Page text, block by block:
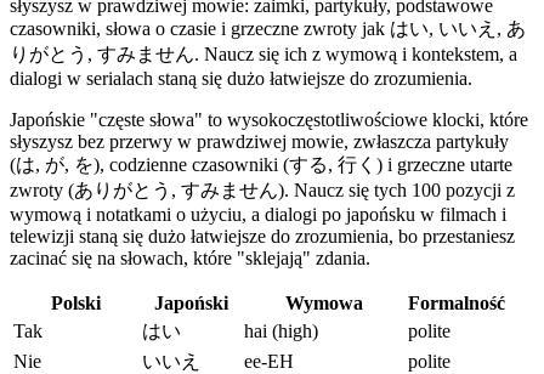
słyszysz w prawdziwej mowie: zaimki, partykuły, podstawowe
czasowniki, słowa o czasie i grzeczne zwroty jak はい, いいえ, あ
りがとう, すみません. Naucz się ich z wymową i kontekstem, a
dialogi w serialach staną się dużo łatwiejsze do zrozumienia.
Japońskie "częste słowa" to wysokoczęstotliwościowe klocki, które
słyszysz bez przerwy w prawdziwej mowie, zwłaszcza partykuły
(は, が, を), codzienne czasowniki (する, 行く) i grzeczne utarte
zwroty (ありがとう, すみません). Naucz się tych 100 pozycji z
wymową i notatkami o użyciu, a dialogi po japońsku w filmach i
telewizji staną się dużo łatwiejsze do zrozumienia, bo przestaniesz
zacinać się na słowach, które "sklejają" zdania.
Polski Japoński Wymowa
Formalność
Tak
はい hai (high)
polite
Nie
いいえ ee-EH
polite